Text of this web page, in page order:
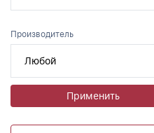
Производитель
Применить